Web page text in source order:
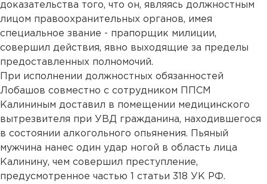
доказательства того, что он, являясь должностным
лицом правоохранительных органов, имея
специальное звание - прапорщик милиции,
совершил действия, явно выходящие за пределы
предоставленных полномочий.
При исполнении должностных обязанностей
Лобашов совместно с сотрудником ППСМ
Калининым доставил в помещении медицинского
вытрезвителя при УВД гражданина, находившегося
в состоянии алкогольного опьянения. Пьяный
мужчина нанес один удар ногой в область лица
Калинину, чем совершил преступление,
предусмотренное частью 1 статьи 318 УК РФ.